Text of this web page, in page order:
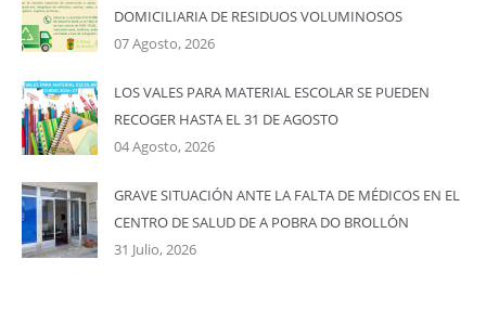
DOMICILIARIA DE RESIDUOS VOLUMINOSOS
07 Agosto, 2026
LOS VALES PARA MATERIAL ESCOLAR SE PUEDEN
RECOGER HASTA EL 31 DE AGOSTO
04 Agosto, 2026
GRAVE SITUACIÓN ANTE LA FALTA DE MÉDICOS EN EL
CENTRO DE SALUD DE A POBRA DO BROLLÓN
31 Julio, 2026